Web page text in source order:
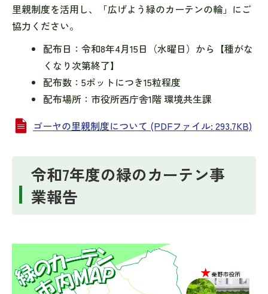
里親制度を活用し、「広げよう緑のカーテンの輪」にご
協力ください。
配布日：令和8年4月15日（水曜日）から【種がな
くなり次第終了】
配布数：5ポットにつき15粒程度
配布場所：市役所西庁舎1階 環境共生課
ゴーヤの里親制度について (PDFファイル: 293.7KB)
令和7年度の緑のカーテン事
業報告